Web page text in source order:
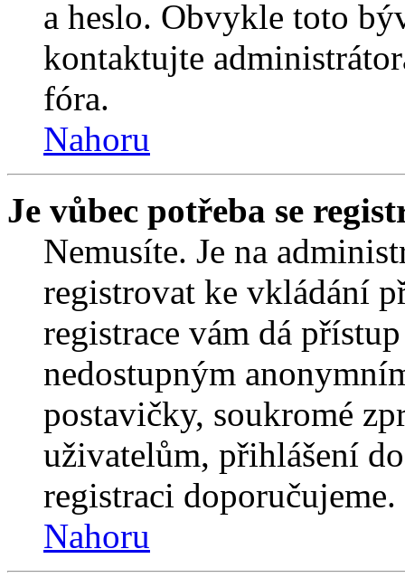
a heslo. Obvykle toto
kontaktujte
fóra.
Nahoru
Je vůbec potřeba se
Nemusíte. Je na
registrovat ke vkládání
registrace vám dá
nedostupným
postavičky, soukromé
uživatelům, přihlášení
registraci
Nahoru